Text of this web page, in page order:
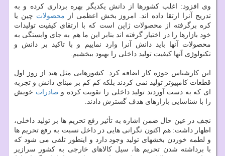
وی افزود: اغلب کشورها از دانش یکدیگر بهره برداری کرده و به
تدریج آنرا ارتقا داده اند. امروز بخش اعظمی از محصولات چین یا
کره برگرفته از محصولات ژاپن است که با ارتقای کیفیت تولیدات
خود بازارها را در اختیار گرفته اند بنابر این ما هم به جای وابستگی به
محصولات آنها باید دانش آنرا وارد نماییم و با تاکید بر دانش و
تکنولوژی آنها کیفیت تولید داخلی را بهبود ببخشیم.
این کارشناس حوزه کار اضافه کرد: کشورهایی مثل هند از روز اول
قطعات کامپیوتر تولید نمی کردند بلکه کم کم بر مبنای دانش و تجربه
ای که به دست آوردند تولید داخلی را تقویت کرده و صادرات خویش
را با شناسایی بازارهای هدف گسترش دادند.
نجف در عین حال ضمن اشاره به تأثیر رفع تحریم ها بر تولید داخلی،
اظهار داشت: هم اکنون نگرانی هایی در داخل نسبت به رفع تحریم ها
و لطمه خوردن بخشهای تولید وجود دارد و اینطور تلقی می شود که
با برداشته شدن تحریم ها، سیل کالاهای خارجی به کشور سرازیر